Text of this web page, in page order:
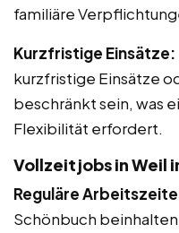
familiäre
Kurzfristige Einsätze:
kurzfristige Einsätze
beschränkt sein, was
Flexibilität erfordert.
Vollzeitjobs in Weil
Reguläre
Schönbuch